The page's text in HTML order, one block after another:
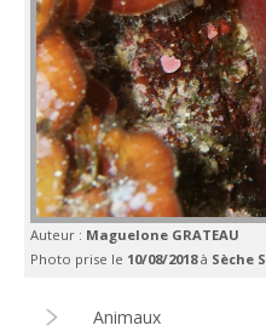
Auteur : Maguelone GRATEAU
Photo prise le 10/08/2018à Sèche
Animaux